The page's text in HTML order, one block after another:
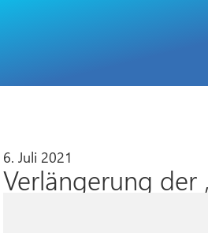
6. Juli 2021
Verlängerung der